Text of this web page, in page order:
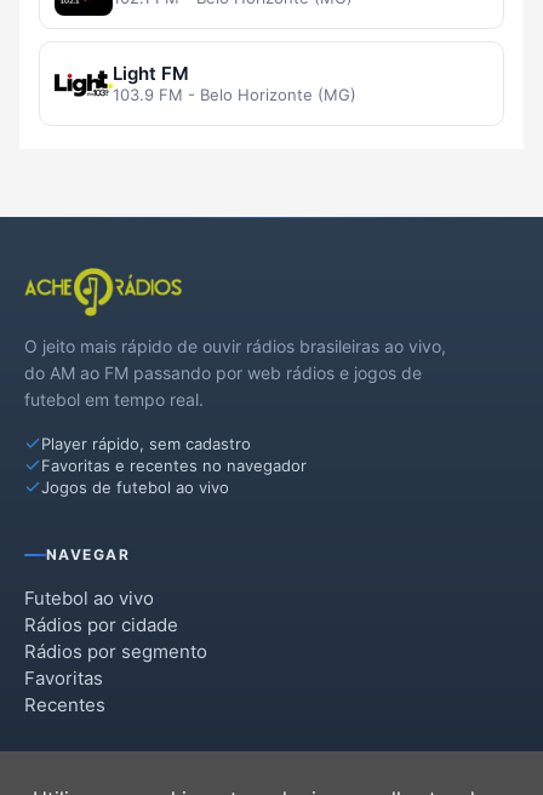
Light FM
103.9 FM - Belo Horizonte (MG)
O jeito mais rápido de ouvir rádios brasileiras ao vivo,
do AM ao FM passando por web rádios e jogos de
futebol em tempo real.
Player rápido, sem cadastro
Favoritas e recentes no navegador
Jogos de futebol ao vivo
NAVEGAR
Futebol ao vivo
Rádios por cidade
Rádios por segmento
Favoritas
Recentes